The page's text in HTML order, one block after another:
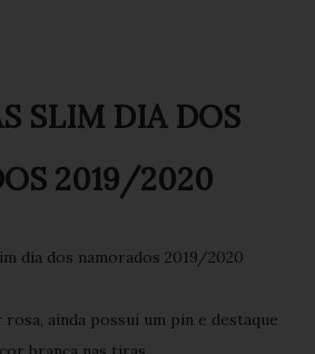
SLIM DIA DOS
2019/2020
dia dos namorados 2019/2020
ainda possui um pin e destaque